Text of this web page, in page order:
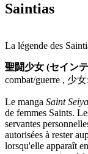
Saintias
La légende des
聖闘少女 (セイン
combat/guerre , 少
Le manga Saint
de femmes Saints.
servantes
autorisées à rester
lorsqu'elle apparaît